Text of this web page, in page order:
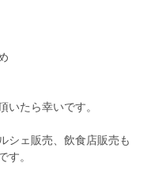
いたら幸いです。
シェ販売、飲食店販売も
す。